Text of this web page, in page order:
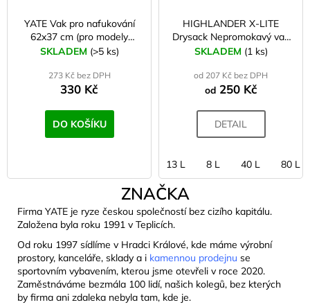
YATE Vak pro nafukování
62x37 cm (pro modely
Scout, Ultralight)
SKLADEM (>5 ks)
273 Kč bez DPH
330 Kč
DO KOŠÍKU
HIGHLANDER X-LITE
Drysack Nepromokavý vak
černý
SKLADEM (1 ks)
od 207 Kč bez DPH
od250 Kč
DETAIL
13 L 8 L 40 L 80 L
ZNAČKA
Firma YATE je ryze českou společností bez cizího kapitálu.
Založena byla roku 1991 v Teplicích.
Od roku 1997 sídlíme v Hradci Králové, kde máme výrobní
prostory, kanceláře, sklady a i kamennou prodejnu se
sportovním vybavením, kterou jsme otevřeli v roce 2020.
Zaměstnáváme bezmála 100 lidí, našich kolegů, bez kterých
by firma ani zdaleka nebyla tam, kde je.